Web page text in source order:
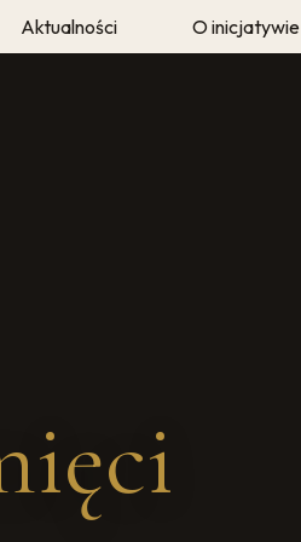
Aktualności O inicjatywie